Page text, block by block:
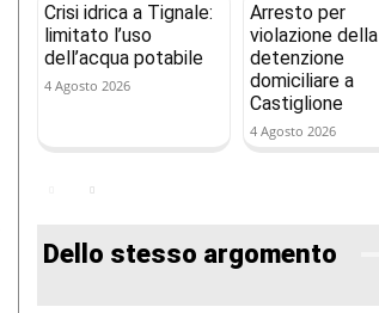
Crisi idrica a Tignale:
limitato l’uso
dell’acqua potabile
4 Agosto 2026
Arresto per
violazione della
detenzione
domiciliare a
Castiglione
4 Agosto 2026
Dello stesso argomento